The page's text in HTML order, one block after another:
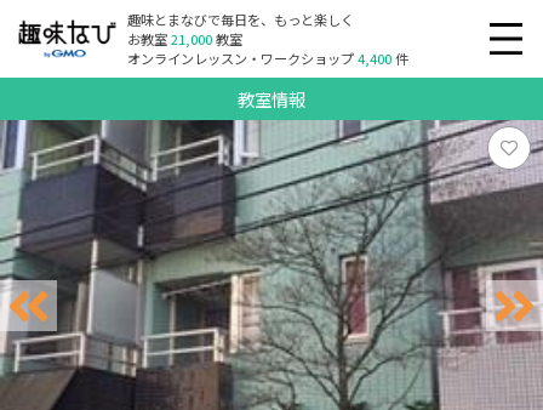
趣味とまなびで毎日を、もっと楽しく
お教室21,000教室
オンラインレッスン・ワークショップ4,400件
教室情報